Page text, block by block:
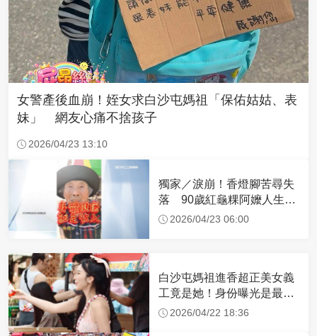
女警產後血崩！姪女求白沙屯媽祖「保佑姑姑、表
妹」 網友心痛不捨孩子
2026/04/23 13:10
獨家／淚崩！香燈腳苦尋失
落 90歲紅龜粿阿嬤人生謝
幕2026/04/23 06:00
白沙屯媽祖進香超正美女義
工竟是她！身份曝光是最美
禮生 一輩子不結婚
2026/04/22 18:36